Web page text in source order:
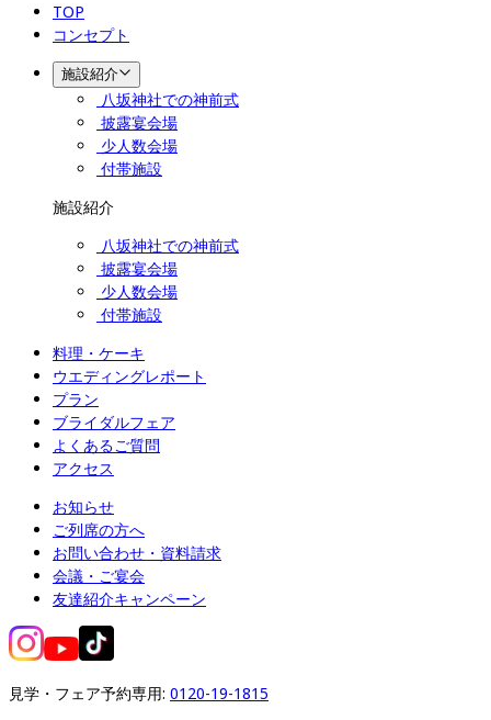
TOP
コンセプト
施設紹介
八坂神社での神前式
披露宴会場
少人数会場
付帯施設
施設紹介
八坂神社での神前式
披露宴会場
少人数会場
付帯施設
料理・ケーキ
ウエディングレポート
プラン
ブライダルフェア
よくあるご質問
アクセス
お知らせ
ご列席の方へ
お問い合わせ・資料請求
会議・ご宴会
友達紹介キャンペーン
見学・フェア予約専用: 0120-19-1815